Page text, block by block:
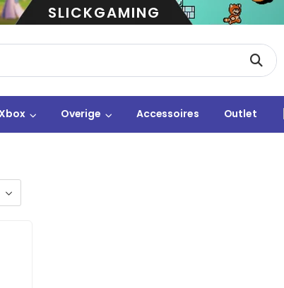
SLICKGAMING
Overige Accessoires Outlet